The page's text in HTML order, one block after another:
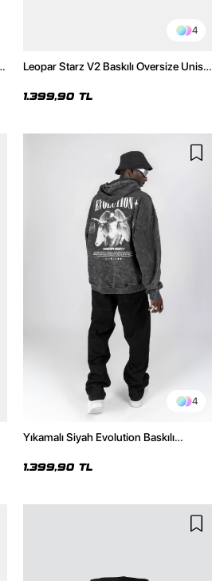
4
Leopar Starz V2 Baskılı Oversize Unisex
1.399,90 TL
4
Yıkamalı Siyah Evolution Baskılı
1.399,90 TL